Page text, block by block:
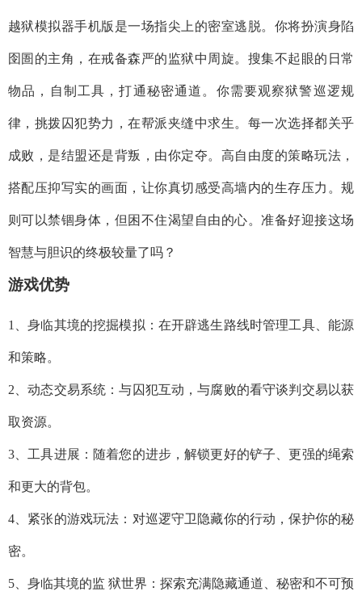
越狱模拟器手机版是一场指尖上的密室逃脱。你将扮演身陷
囹圄的主角，在戒备森严的监狱中周旋。搜集不起眼的日常
物品，自制工具，打通秘密通道。你需要观察狱警巡逻规
律，挑拨囚犯势力，在帮派夹缝中求生。每一次选择都关乎
成败，是结盟还是背叛，由你定夺。高自由度的策略玩法，
搭配压抑写实的画面，让你真切感受高墙内的生存压力。规
则可以禁锢身体，但困不住渴望自由的心。准备好迎接这场
智慧与胆识的终极较量了吗？
游戏优势
1、身临其境的挖掘模拟：在开辟逃生路线时管理工具、能源
和策略。
2、动态交易系统：与囚犯互动，与腐败的看守谈判交易以获
取资源。
3、工具进展：随着您的进步，解锁更好的铲子、更强的绳索
和更大的背包。
4、紧张的游戏玩法：对巡逻守卫隐藏你的行动，保护你的秘
密。
5、身临其境的监 狱世界：探索充满隐藏通道、秘密和不可预